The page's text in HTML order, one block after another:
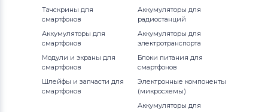
Вентиляторы (кулеры)Hasee
Вентиляторы (кулеры)Dell
Вентиляторы (кулеры)IBM
Вентиляторы (кулеры)Viewsonic
Тачскрины для
смартфонов
Аккумуляторы для
смартфонов
Модули и экраны для
смартфонов
Шлейфы и запчасти для
смартфонов
Аккумуляторы для
радиостанций
Аккумуляторы для
электротранспорта
Блоки питания для
смартфонов
Электронные компоненты
(микросхемы)
Аккумуляторы для